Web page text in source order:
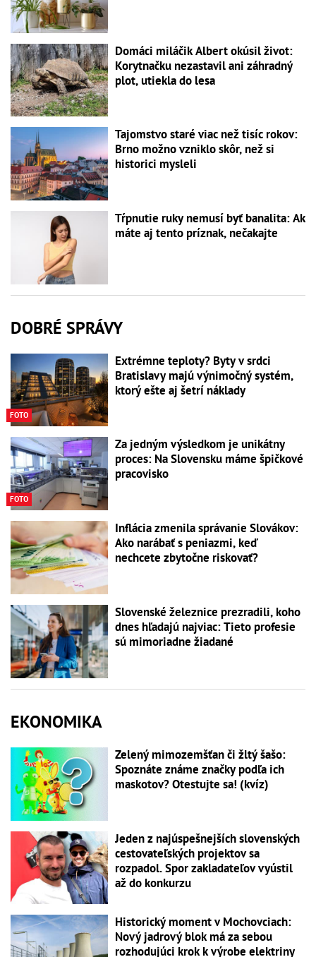
Domáci miláčik Albert okúsil život:
Korytnačku nezastavil ani záhradný
plot, utiekla do lesa
Tajomstvo staré viac než tisíc rokov:
Brno možno vzniklo skôr, než si
historici mysleli
Tŕpnutie ruky nemusí byť banalita: Ak
máte aj tento príznak, nečakajte
DOBRÉ SPRÁVY
FOTO
Extrémne teploty? Byty v srdci
Bratislavy majú výnimočný systém,
ktorý ešte aj šetrí náklady
FOTO
Za jedným výsledkom je unikátny
proces: Na Slovensku máme špičkové
pracovisko
Inflácia zmenila správanie Slovákov:
Ako narábať s peniazmi, keď
nechcete zbytočne riskovať?
Slovenské železnice prezradili, koho
dnes hľadajú najviac: Tieto profesie
sú mimoriadne žiadané
EKONOMIKA
Zelený mimozemšťan či žltý šašo:
Spoznáte známe značky podľa ich
maskotov? Otestujte sa! (kvíz)
Jeden z najúspešnejších slovenských
cestovateľských projektov sa
rozpadol. Spor zakladateľov vyústil
až do konkurzu
Historický moment v Mochovciach:
Nový jadrový blok má za sebou
rozhodujúci krok k výrobe elektriny